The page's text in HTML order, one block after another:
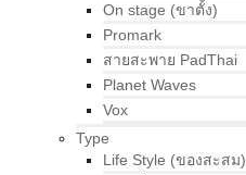
On stage (ขาตั้ง)
Promark
สายสะพาย PadThai
Planet Waves
Vox
Type
Life Style (ของสะสม)